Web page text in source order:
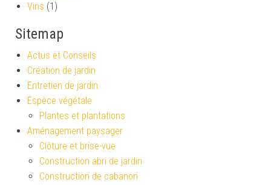
Vins (1)
Sitemap
Actus et Conseils
Création de jardin
Entretien de jardin
Espèce végétale
Plantes et plantations
Aménagement paysager
Clôture et brise-vue
Construction abri de jardin
Construction de cabanon